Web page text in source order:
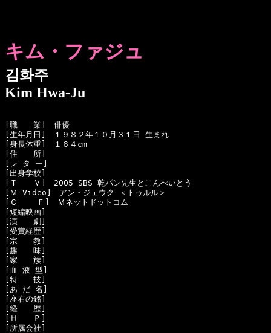
キム・ファジュ
김화주
Kim Hwa-Ju
[職　　業]　俳優
[生年月日]　１９８２年１０月３１日 生まれ
[身長体重]　１６４cm
[住　　所]
[レ タ ー]
[出身学校]
[Ｔ　　Ｖ]　2005 SBS 乾パン先生とこんぺいとう
[Ｍ-Video]　アン・ジェウク ＜トゥルル＞
[Ｃ    Ｆ]　Ｍネットドットコム
[短編映画]
[演　　劇]
[受賞経歴]
[宗　　教]
[趣　　味]
[家　　族]
[血 液 型]
[特　　技]
[あ だ 名]
[座右の銘]
[経　　歴]
[Ｈ　　Ｐ]
[所属会社]